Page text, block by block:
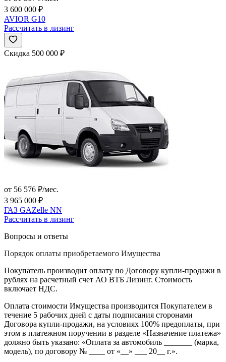
3 600 000 ₽
AVIOR G10
Рассчитать в лизинг
Скидка 500 000 ₽
от 56 576 ₽/мес.
3 965 000 ₽
ГАЗ GAZelle NN
Рассчитать в лизинг
Вопросы и ответы
Порядок оплаты приобретаемого Имущества
Покупатель производит оплату по Договору купли-продажи в
рублях на расчетный счет АО ВТБ Лизинг. Стоимость
включает НДС.
Оплата стоимости Имущества производится Покупателем в
течение 5 рабочих дней с даты подписания сторонами
Договора купли-продажи, на условиях 100% предоплаты, при
этом в платежном поручении в разделе «Назначение платежа»
должно быть указано: «Оплата за автомобиль _______ (марка,
модель), по договору № ____ от «__» ___ 20__ г.».